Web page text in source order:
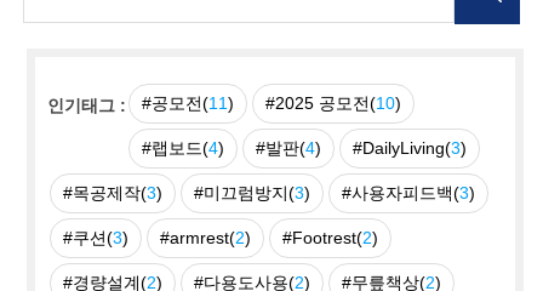
인기태그 : #공모전(11) #2025 공모전(10)
#랩보드(4) #발판(4) #DailyLiving(3)
#목공제작(3) #미끄럼방지(3) #사용자피드백(3)
#쿠션(3) #armrest(2) #Footrest(2)
#경량설계(2) #다용도사용(2) #무릎책상(2)